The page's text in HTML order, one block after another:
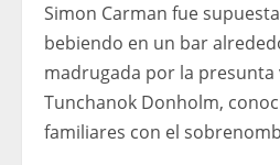
Simon Carman fue
bebiendo en un bar
madrugada por la
Tunchanok Donholm,
familiares con el